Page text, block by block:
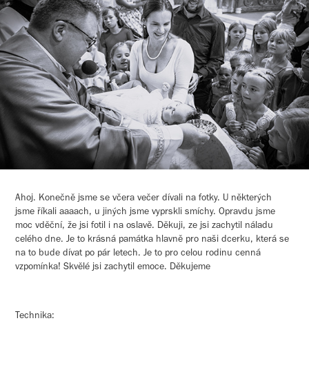
Ahoj. Konečně jsme se včera večer dívali na fotky. U některých
jsme říkali aaaach, u jiných jsme vyprskli smíchy. Opravdu jsme
moc vděční, že jsi fotil i na oslavě. Děkuji, ze jsi zachytil náladu
celého dne. Je to krásná památka hlavně pro naši dcerku, která se
na to bude dívat po pár letech. Je to pro celou rodinu cenná
vzpomínka! Skvělé jsi zachytil emoce. Děkujeme
Technika: